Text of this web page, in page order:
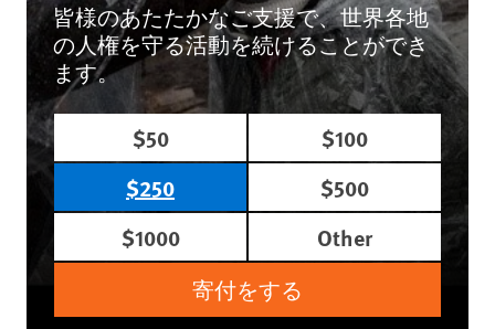
皆様のあたたかなご支援で、世界各地
の人権を守る活動を続けることができ
ます。
$50
$100
$250
$500
$1000
Other
寄付をする